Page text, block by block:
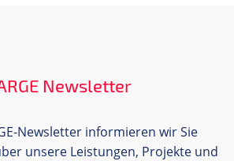
Newsletter
Newsletter informieren wir Sie
unsere Leistungen, Projekte und